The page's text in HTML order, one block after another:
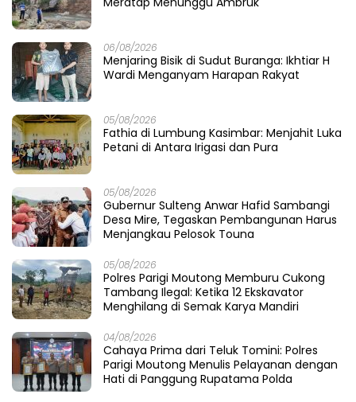
06/08/2026
Menjaring Bisik di Sudut Buranga: Ikhtiar H
Wardi Menganyam Harapan Rakyat
05/08/2026
Fathia di Lumbung Kasimbar: Menjahit Luka
Petani di Antara Irigasi dan Pura
05/08/2026
Gubernur Sulteng Anwar Hafid Sambangi
Desa Mire, Tegaskan Pembangunan Harus
Menjangkau Pelosok Touna
05/08/2026
Polres Parigi Moutong Memburu Cukong
Tambang Ilegal: Ketika 12 Ekskavator
Menghilang di Semak Karya Mandiri
04/08/2026
Cahaya Prima dari Teluk Tomini: Polres
Parigi Moutong Menulis Pelayanan dengan
Hati di Panggung Rupatama Polda